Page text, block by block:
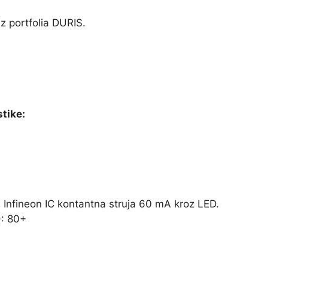
portfolia DURIS.
IC kontantna struja 60 mA kroz LED.
80+